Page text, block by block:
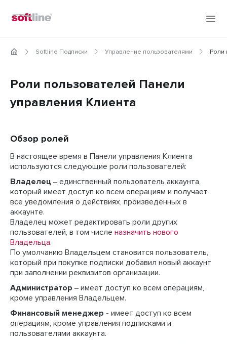
Softline Подписки Управление пользователями Роли
Роли пользователей Панели
управления Клиента
Обзор ролей
В настоящее время в Панели управления Клиента
используются следующие роли пользователей:
Владелец ‒ единственный пользователь аккаунта,
который имеет доступ ко всем операциям и получает
все уведомления о действиях, произведённых в
аккаунте.
Владелец может редактировать роли других
пользователей, в том числе назначить нового
Владельца.
По умолчанию Владельцем становится пользователь,
который при покупке подписки добавил новый аккаунт
при заполнении реквизитов организации.
Администратор ‒ имеет доступ ко всем операциям,
кроме управления Владельцем.
Финансовый менеджер - имеет доступ ко всем
операциям, кроме управления подписками и
пользователями аккаунта.